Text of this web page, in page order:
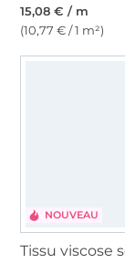
15,08 € / m
(10,77 € / 1 m²)
NOUVEAU